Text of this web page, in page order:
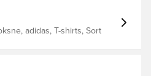
vej ud, er denne T-shirt
design en favorit til
adidas, T-shirts, Sort